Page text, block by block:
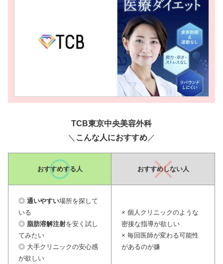
TCB東京中央美容外科
＼ こんな人におすすめ／
おすすめする人 おすすめしない人
◎ 通いやすい場所を探して
いる
◎ 脂肪溶解注射を安く試し
てみたい
◎ 大手クリニックの安心感
が欲しい
× 個人クリニックのような
密接な指導が欲しい
× 毎回医師が変わる可能性
があるのが嫌